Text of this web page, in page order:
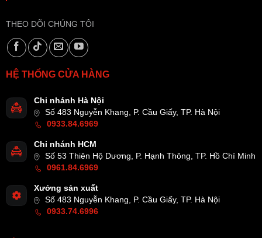
THEO DÕI CHÚNG TÔI
HỆ THỐNG CỬA HÀNG
Chi nhánh Hà Nội
Số 483 Nguyễn Khang, P. Cầu Giấy, TP. Hà Nội
0933.84.6969
Chi nhánh HCM
Số 53 Thiên Hộ Dương, P. Hạnh Thông, TP. Hồ Chí Minh
0961.84.6969
Xưởng sản xuất
Số 483 Nguyễn Khang, P. Cầu Giấy, TP. Hà Nội
0933.74.6996